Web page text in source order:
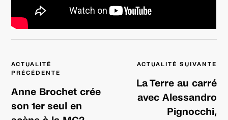
Navigation
de
ACTUALITÉ
PRÉCÉDENTE
Anne Brochet crée
son 1er seul en
ACTUALITÉ SUIVANTE
La Terre au carré
avec Alessandro
Pignocchi,